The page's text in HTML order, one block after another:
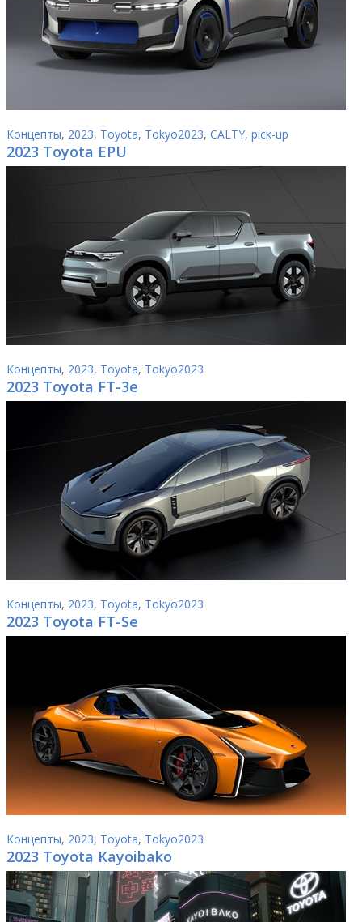
Концепты, 2023, Toyota, Tokyo2023, CALTY, pick-up
2023 Toyota EPU
Концепты, 2023, Toyota, Tokyo2023
2023 Toyota FT-3e
Концепты, 2023, Toyota, Tokyo2023
2023 Toyota FT-Se
Концепты, 2023, Toyota, Tokyo2023
2023 Toyota Kayoibako